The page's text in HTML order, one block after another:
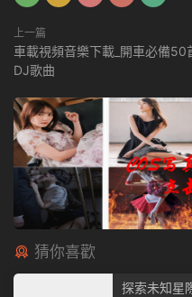
上一篇
車載視頻音樂下載_開車必備50
DJ歌曲
猜你喜歡
探索未知星